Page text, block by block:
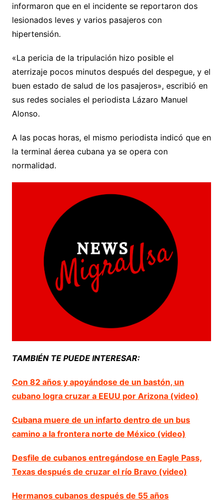
informaron que en el incidente se reportaron dos
lesionados leves y varios pasajeros con
hipertensión.
«La pericia de la tripulación hizo posible el
aterrizaje pocos minutos después del despegue, y el
buen estado de salud de los pasajeros», escribió en
sus redes sociales el periodista Lázaro Manuel
Alonso.
A las pocas horas, el mismo periodista indicó que en
la terminal áerea cubana ya se opera con
normalidad.
TAMBIÉN TE PUEDE INTERESAR:
Con 82 años y apoyándose de un bastón, un
cubano logra cruzar a EEUU por Arizona (video)
Cubana muere de un infarto dentro de un bus
camino a la frontera norte de México (video)
Desfile de cubanos entregándose en Eagle Pass,
Texas después de cruzar el río Bravo (video)
Hermanos cubanos después de 55 años